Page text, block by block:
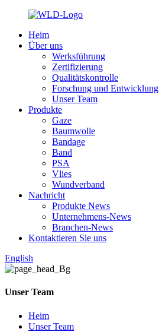
Heim
Über uns
Werksführung
Zertifizierung
Qualitätskontrolle
Forschung und Entwicklung
Unser Team
Produkte
Gaze
Baumwolle
Bandage
Band
PSA
Vlies
Wundverband
Nachricht
Produkte News
Unternehmens-News
Branchen-News
Kontaktieren Sie uns
English
Unser Team
Heim
Unser Team